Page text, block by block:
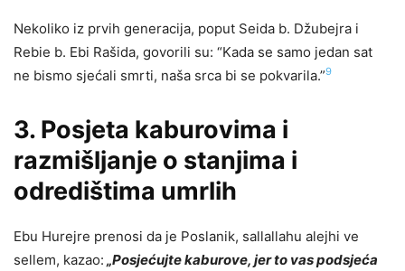
Nekoliko iz prvih generacija, poput Seida b. Džubejra i
Rebie b. Ebi Rašida, govorili su: “Kada se samo jedan sat
ne bismo sjećali smrti, naša srca bi se pokvarila.”9
3. Posjeta kaburovima i
razmišljanje o stanjima i
odredištima umrlih
Ebu Hurejre prenosi da je Poslanik, sallallahu alejhi ve
sellem, kazao: „Posjećujte kaburove, jer to vas podsjeća